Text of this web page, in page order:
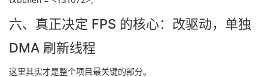
六、真正决定 FPS 的核心：改驱动，单独
DMA 刷新线程
这里其实才是整个项目最关键的部分。